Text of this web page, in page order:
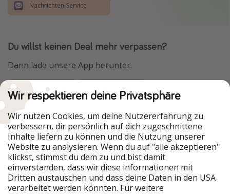
Nachrichten-Service
Du willst keinen Deal mehr verpassen?
Dann lade unsere App herunter.
Urlaubspiraten ist Teil der HolidayPirates Group
Unsere Märkte
PiratinViaggio
HolidayPirates
VakantiePiraten
WakacyjniPiraci
VoyagesPirates
Ferienpiraten
Urlaubspiraten
ViajerosPiratas
TravelPirates
Wir respektieren deine Privatsphäre
Wir nutzen Cookies, um deine Nutzererfahrung zu
verbessern, dir persönlich auf dich zugeschnittene
Inhalte liefern zu können und die Nutzung unserer
Website zu analysieren. Wenn du auf "alle akzeptieren"
klickst, stimmst du dem zu und bist damit
einverstanden, dass wir diese informationen mit
Dritten austauschen und dass deine Daten in den USA
verarbeitet werden könnten. Für weitere